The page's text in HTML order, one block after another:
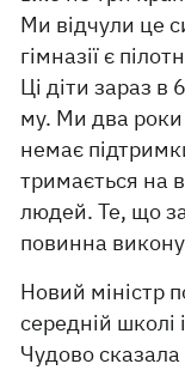
Ми відчули це
гімназії є
Ці діти зараз в
му. Ми два
немає
тримається на
людей. Те, що
повинна
Новий міністр
середній
Чудово